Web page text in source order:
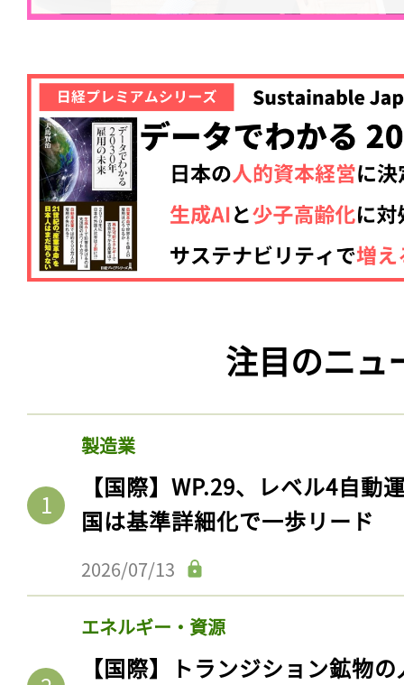
注目のニュ
製造業
【国際】WP.29、レベル4自動
国は基準詳細化で一歩リード
2026/07/13
エネルギー・資源
【国際】トランジション鉱物